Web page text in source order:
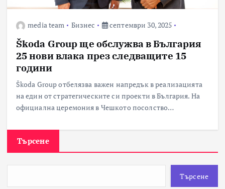
media team Бизнес септември 30, 2025
Škoda Group ще обслужва в България
25 нови влака през следващите 15
години
Škoda Group отбелязва важен напредък в реализацията
на един от стратегическите си проекти в България. На
официална церемония в Чешкото посолство…
Търсене
Търсене